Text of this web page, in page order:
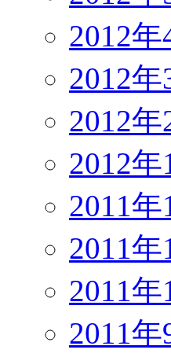
2012
2012
2012
2012
2011
2011
2011
2011